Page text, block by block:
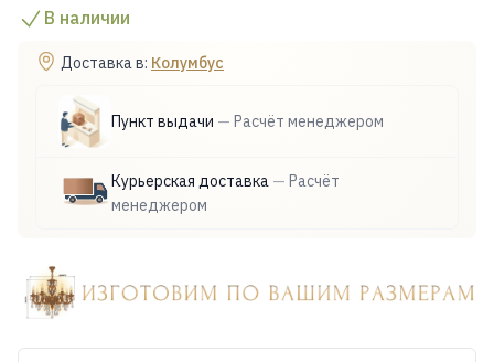
В наличии
Доставка в: Колумбус
Пункт выдачи — Расчёт менеджером
Курьерская доставка — Расчёт
менеджером